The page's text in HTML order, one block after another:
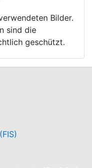
Bilder.
sind die
geschützt.